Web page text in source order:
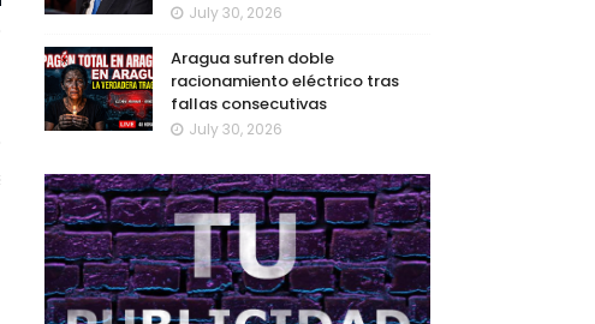
July 30, 2026
Aragua sufren doble
racionamiento eléctrico tras
fallas consecutivas
July 30, 2026